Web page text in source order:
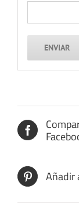
Añadir